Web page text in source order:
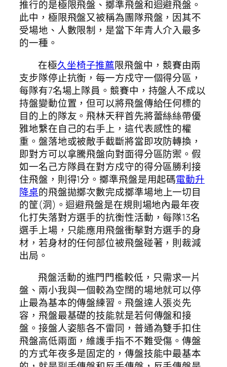
推行的是極限飛盤、擲準飛盤和迴避飛盤。
此中，極限飛盤又被稱為團隊飛盤，因其不
受場地、人數限制，是當下年青人介入最多
的一種。
在極久坐椅子推薦限飛盤中，競賽由兩
支步隊停止抗衡，每一方戍守一個得分區，
每隊有7名場上隊員。競賽中，持盤人不成以
持盤變動位置，但可以將飛盤傳給任何標的
目的上的隊友。飛林天秤首先將蕾絲絲帶優
雅地繫在自己的右手上，這代表感性的權
重。盤落地或被敵手截斷將當即攻防轉換，
即對方可以拿騰飛盤向對面得分區防禦。假
如一名己方隊員在對方戍守的得分區勝利接
住飛盤，則得1分。擲準飛盤是用起碼電動升
降桌的飛盤拋擲次數完成擲準場地上一切目
的筐(洞)。迴避飛盤是在規則場地內最年夜
化打失落對方選手的抗衡性活動，每隊13名
選手上場，只能應用飛盤衝擊對方選手的身
材，若身材的任何部位被飛盤碰著，則裁減
出局。
飛盤活動的進門門檻較低，只需求一片
盤、兩小我與一個較為空闊的場地就可以停
止最為基本的傳盤練習。飛盤達人張炎先
容，飛盤最基礎的技能就是若何傳盤和接
盤。接盤人姿態各不雷同，普通為雙手扣住
飛盤高低兩面，維護手指不不難受傷。傳盤
的方式年夜多是固定的，傳盤技能中最基本